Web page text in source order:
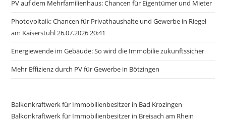
PV auf dem Mehrfamilienhaus: Chancen für Eigentümer und Mieter
Photovoltaik: Chancen für Privathaushalte und Gewerbe in Riegel
am Kaiserstuhl 26.07.2026 20:41
Energiewende im Gebäude: So wird die Immobilie zukunftssicher
Mehr Effizienz durch PV für Gewerbe in Bötzingen
Balkonkraftwerk für Immobilienbesitzer in Bad Krozingen
Balkonkraftwerk für Immobilienbesitzer in Breisach am Rhein